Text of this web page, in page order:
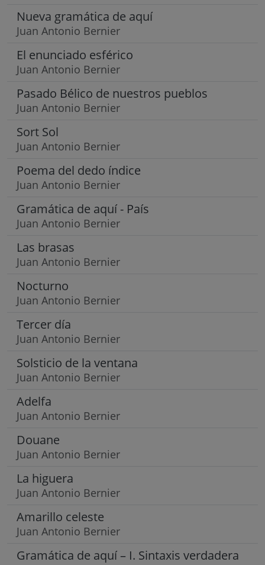
Nueva gramática de aquí
Juan Antonio Bernier
El enunciado esférico
Juan Antonio Bernier
Pasado Bélico de nuestros pueblos
Juan Antonio Bernier
Sort Sol
Juan Antonio Bernier
Poema del dedo índice
Juan Antonio Bernier
Gramática de aquí - País
Juan Antonio Bernier
Las brasas
Juan Antonio Bernier
Nocturno
Juan Antonio Bernier
Tercer día
Juan Antonio Bernier
Solsticio de la ventana
Juan Antonio Bernier
Adelfa
Juan Antonio Bernier
Douane
Juan Antonio Bernier
La higuera
Juan Antonio Bernier
Amarillo celeste
Juan Antonio Bernier
Gramática de aquí – I. Sintaxis verdadera